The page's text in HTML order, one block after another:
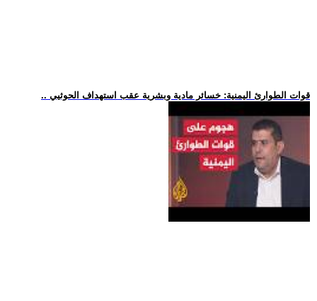
.. قوات الطوارئ اليمنية: خسائر مادية وبشرية عقب استهداف الحوثيي